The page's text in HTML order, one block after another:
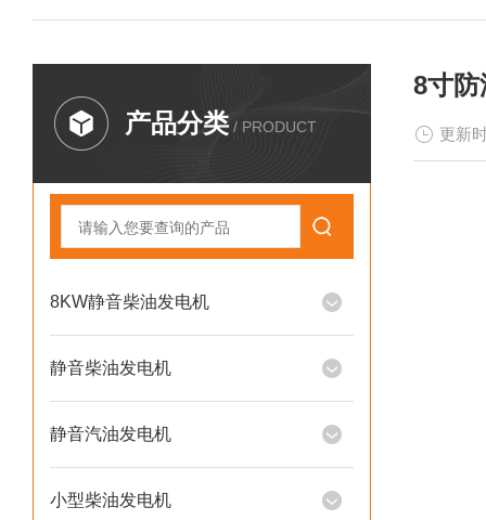
产品分类 / PRODUCT
8KW静音柴油发电机
静音柴油发电机
静音汽油发电机
小型柴油发电机
8寸
更新